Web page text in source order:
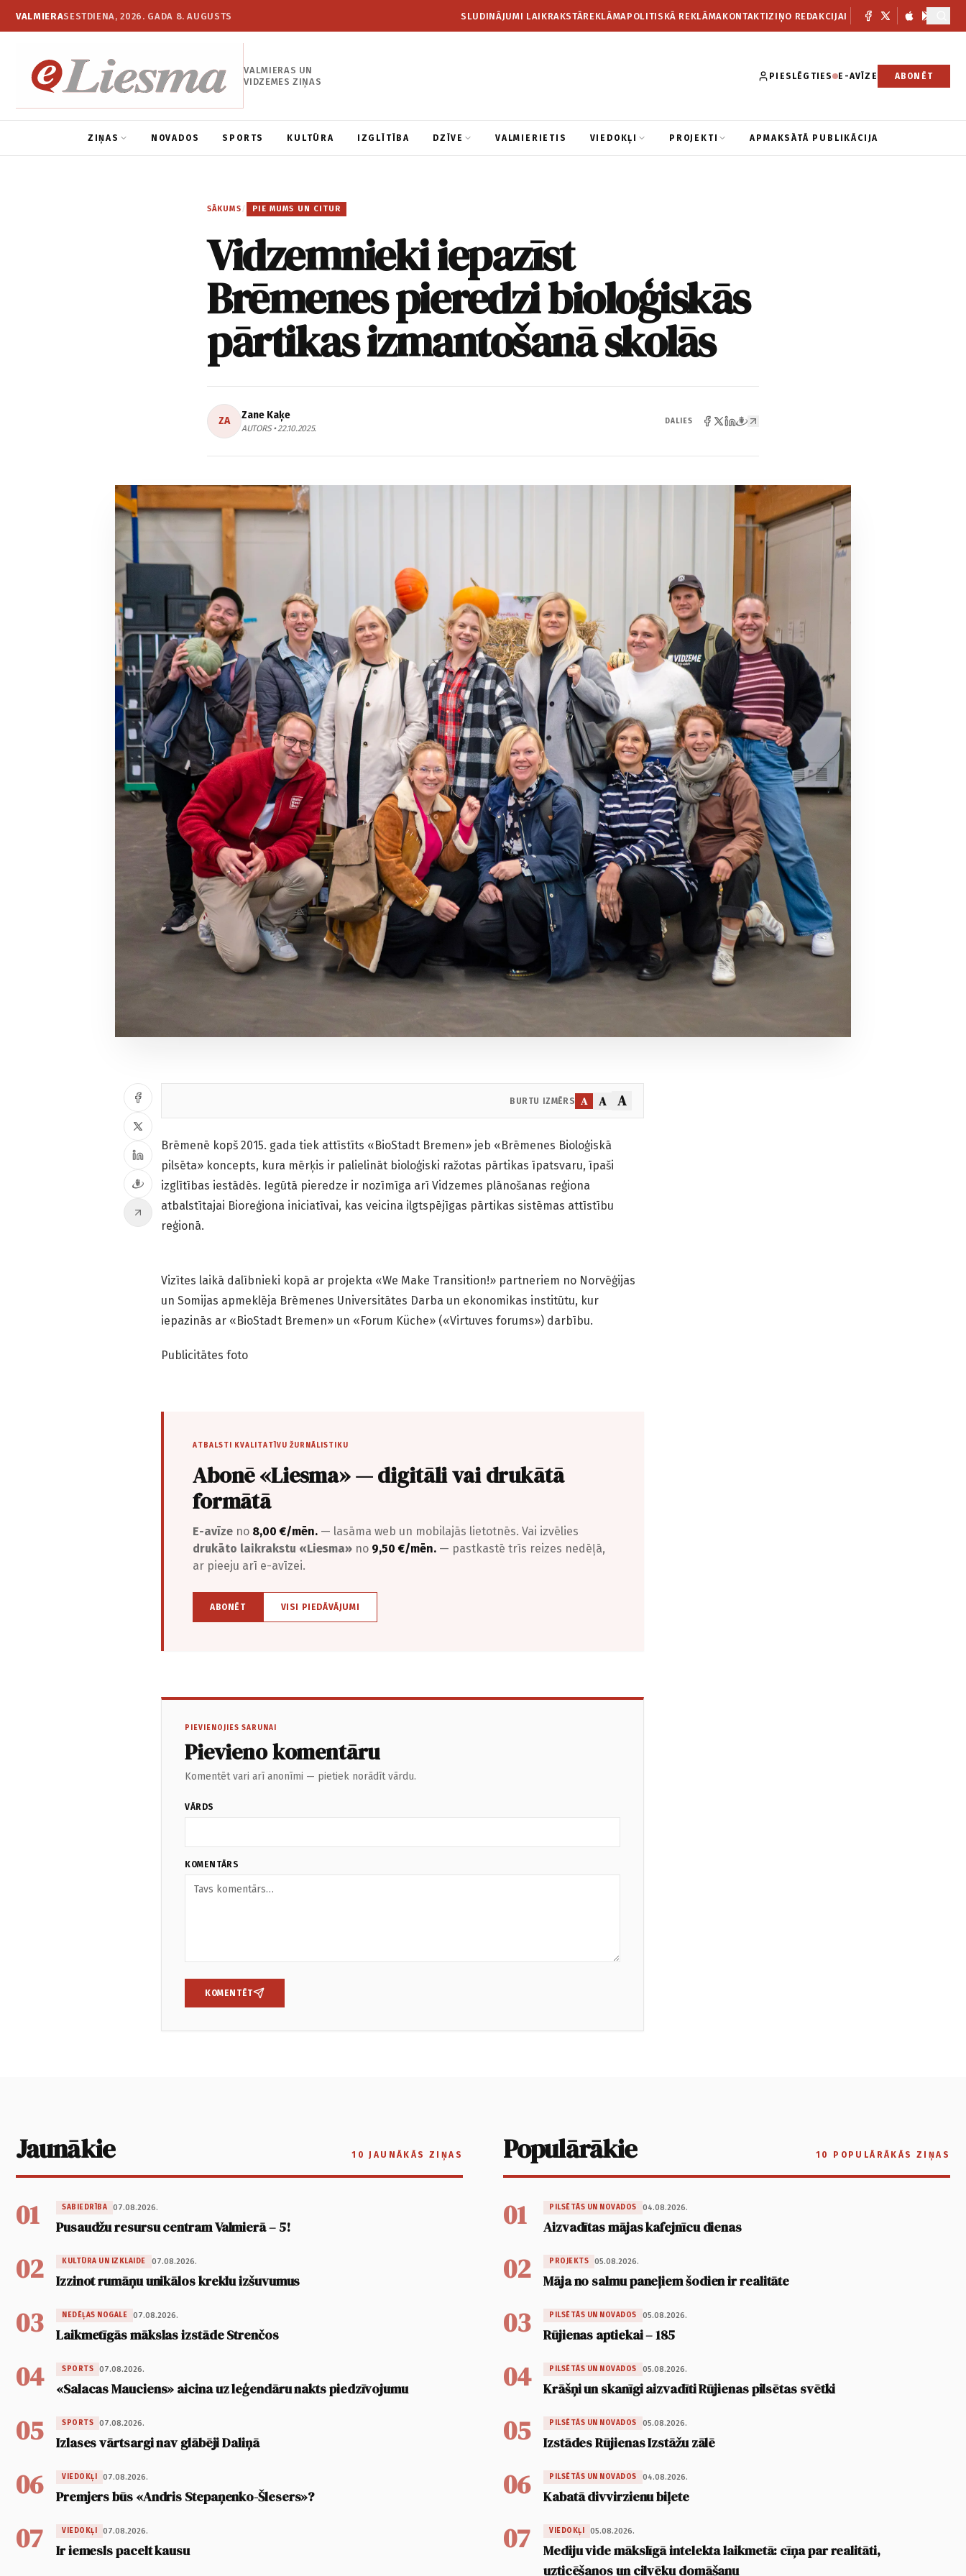
VALMIERASESTDIENA, 2026. GADA 8. AUGUSTS SLUDINĀJUMI LAIKRAKSTĀREKLĀMAPOLITISKĀ REKLĀMAKONTAKTIZIŅO REDAKCIJAI
VALMIERAS UN
VIDZEMES ZIŅAS
PIESLĒGTIES E-AVĪZE ABONĒT
ZIŅAS NOVADOS SPORTS KULTŪRA IZGLĪTĪBA DZĪVE VALMIERIETIS VIEDOKĻI PROJEKTI APMAKSĀTĀ PUBLIKĀCIJA
SĀKUMS / PIE MUMS UN CITUR
Vidzemnieki iepazīst
Brēmenes pieredzi bioloģiskās
pārtikas izmantošanā skolās
ZA Zane Kaķe
AUTORS • 22.10.2025.
DALIES
BURTU IZMĒRS A A A
Brēmenē kopš 2015. gada tiek attīstīts «BioStadt Bremen» jeb «Brēmenes Bioloģiskā
pilsēta» koncepts, kura mērķis ir palielināt bioloģiski ražotas pārtikas īpatsvaru, īpaši
izglītības iestādēs. Iegūtā pieredze ir nozīmīga arī Vidzemes plānošanas reģiona
atbalstītajai Bioreģiona iniciatīvai, kas veicina ilgtspējīgas pārtikas sistēmas attīstību
reģionā.
Vizītes laikā dalībnieki kopā ar projekta «We Make Transition!» partneriem no Norvēģijas
un Somijas apmeklēja Brēmenes Universitātes Darba un ekonomikas institūtu, kur
iepazinās ar «BioStadt Bremen» un «Forum Küche» («Virtuves forums») darbību.
Publicitātes foto
ATBALSTI KVALITATĪVU ŽURNĀLISTIKU
Abonē «Liesma» — digitāli vai drukātā
formātā
E-avīze no 8,00 €/mēn. — lasāma web un mobilajās lietotnēs. Vai izvēlies
drukāto laikrakstu «Liesma» no 9,50 €/mēn. — pastkastē trīs reizes nedēļā,
ar pieeju arī e-avīzei.
ABONĒT VISI PIEDĀVĀJUMI
PIEVIENOJIES SARUNAI
Pievieno komentāru
Komentēt vari arī anonīmi — pietiek norādīt vārdu.
VĀRDS
KOMENTĀRS
KOMENTĒT
Jaunākie 10 JAUNĀKĀS ZIŅAS
01 SABIEDRĪBA 07.08.2026.
Pusaudžu resursu centram Valmierā – 5!
02 KULTŪRA UN IZKLAIDE 07.08.2026.
Izzinot rumāņu unikālos kreklu izšuvumus
03 NEDĒĻAS NOGALE 07.08.2026.
Laikmetīgās mākslas izstāde Strenčos
04 SPORTS 07.08.2026.
«Salacas Mauciens» aicina uz leģendāru nakts piedzīvojumu
05 SPORTS 07.08.2026.
Izlases vārtsargi nav glābēji Daliņā
06 VIEDOKĻI 07.08.2026.
Premjers būs «Andris Stepaņenko-Šlesers»?
07 VIEDOKĻI 07.08.2026.
Ir iemesls pacelt kausu
Populārākie 10 POPULĀRĀKĀS ZIŅAS
01 PILSĒTĀS UN NOVADOS 04.08.2026.
Aizvadītas mājas kafejnīcu dienas
02 PROJEKTS 05.08.2026.
Māja no salmu paneļiem šodien ir realitāte
03 PILSĒTĀS UN NOVADOS 05.08.2026.
Rūjienas aptiekai – 185
04 PILSĒTĀS UN NOVADOS 05.08.2026.
Krāšņi un skanīgi aizvadīti Rūjienas pilsētas svētki
05 PILSĒTĀS UN NOVADOS 05.08.2026.
Izstādes Rūjienas Izstāžu zālē
06 PILSĒTĀS UN NOVADOS 04.08.2026.
Kabatā divvirzienu biļete
07 VIEDOKĻI 05.08.2026.
Mediju vide mākslīgā intelekta laikmetā: cīņa par realitāti,
uzticēšanos un cilvēku domāšanu